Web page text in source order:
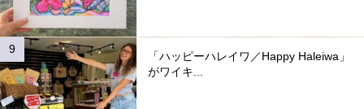
「ハッピーハレイワ／Happy Haleiwa」
がワイキ...